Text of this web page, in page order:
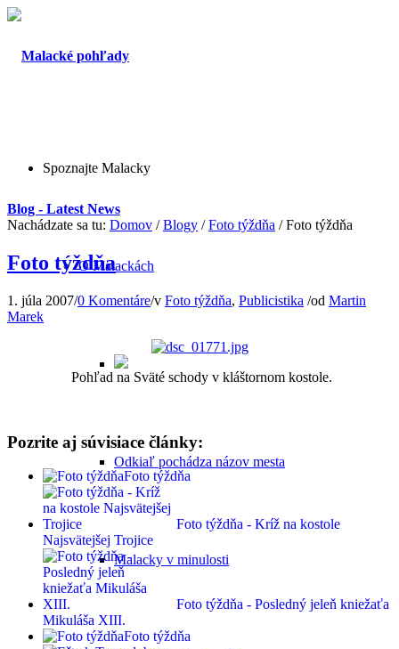
Spoznajte Malacky
O Malackách
Odkiaľ pochádza názov mesta
Malacky v minulosti
Blog - Latest News
Nachádzate sa tu: Domov / Blogy / Foto týždňa / Foto týždňa
Foto týždňa
1. júla 2007/0 Komentáre/v Foto týždňa, Publicistika /od Martin
Marek
Pohľad na Sväté schody v kláštornom kostole.
Pozrite aj súvisiace články:
Foto týždňa
Foto týždňa - Kríž na kostole
Najsvätejšej Trojice
Foto týždňa - Posledný jeleň kniežaťa
Mikuláša XIII.
Foto týždňa